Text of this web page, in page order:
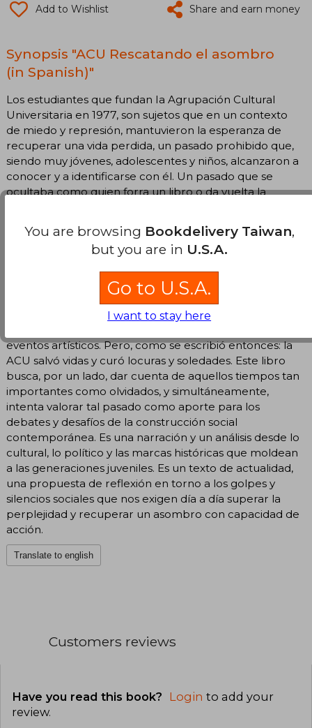
Add to Wishlist Share and earn money
Synopsis "ACU Rescatando el asombro
(in Spanish)"
Los estudiantes que fundan Ia Agrupación Cultural
Universitaria en 1977, son sujetos que en un contexto
de miedo y represión, mantuvieron la esperanza de
recuperar una vida perdida, un pasado prohibido que,
siendo muy jóvenes, adolescentes y niños, alcanzaron a
conocer y a identificarse con él. Un pasado que se
ocultaba como quien forra un libro o da vuelta la
representaba algo que se anhelaba recuperar: el
deseo de volver a decidir, de ser actor protagónico de
la propia historia, como lo fue la generación
precedente. En este contexto, en un Santiago de días
vigilados y noches clausuradas, en una Universidad de
Chile militarizada, que prohibía la reunión y el debate;
la ACU, Agrupación Cultural Universitaria, fue mucho
eventos artísticos. Pero, como se escribió entonces: la
ACU salvó vidas y curó locuras y soledades. Este libro
busca, por un lado, dar cuenta de aquellos tiempos tan
importantes como olvidados, y simultáneamente,
intenta valorar tal pasado como aporte para los
debates y desafíos de la construcción social
contemporánea. Es una narración y un análisis desde lo
cultural, lo político y las marcas históricas que moldean
a las generaciones juveniles. Es un texto de actualidad,
una propuesta de reflexión en torno a los golpes y
silencios sociales que nos exigen día a día superar la
perplejidad y recuperar un asombro con capacidad de
acción.
Translate to english
Customers reviews
Have you read this book? Login to add your
review.
You are browsing Bookdelivery Taiwan,
but you are in U.S.A.
Go to U.S.A.
I want to stay here